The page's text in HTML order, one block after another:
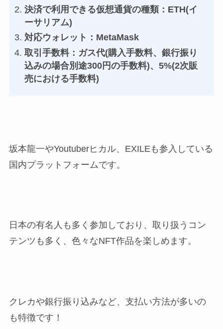
決済で利用できる仮想通貨の種類：ETH(イ
ーサリアム)
対応ウォレット：MetaMask
取引手数料：ガス代(購入手数料、銀行振り
込みの場合別途300円の手数料)、5%(2次販
売における手数料)
坂本龍一やYoutuberヒカル、EXILEも参入している
国内プラットフォームです。
日本の有名人も多く参加しており、取り扱うコン
テンツも多く、色々なNFT作品を楽しめます。
クレカや銀行振り込みなど、支払い方法が多いの
も特徴です！